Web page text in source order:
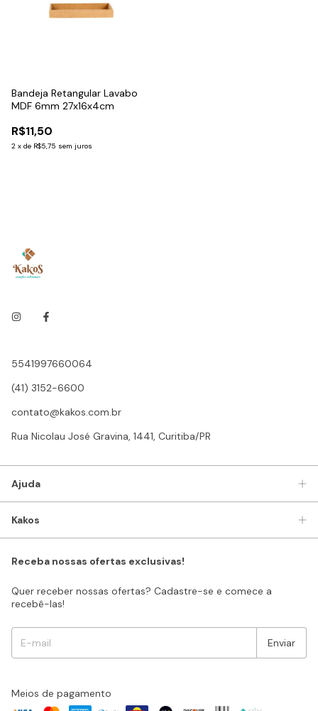
Bandeja Retangular Lavabo
MDF 6mm 27x16x4cm
R$11,50
2 x de R$5,75 sem juros
5541997660064
(41) 3152-6600
contato@kakos.com.br
Rua Nicolau José Gravina, 1441, Curitiba/PR
Ajuda
Kakos
Receba nossas ofertas exclusivas!
Quer receber nossas ofertas? Cadastre-se e comece a
recebê-las!
Meios de pagamento